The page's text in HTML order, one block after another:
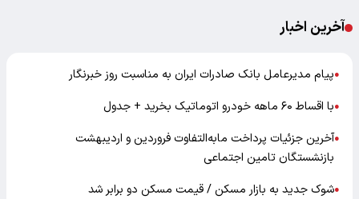
آخرین اخبار
●پیام مدیرعامل بانک صادرات ایران به مناسبت روز خبرنگار
●با اقساط ۶۰ ماهه خودرو اتوماتیک بخرید + جدول
●آخرین جزئیات پرداخت مابه‌التفاوت فروردین و اردیبهشت
بازنشستگان تامین اجتماعی
●شوک جدید به بازار مسکن / قیمت مسکن دو برابر شد